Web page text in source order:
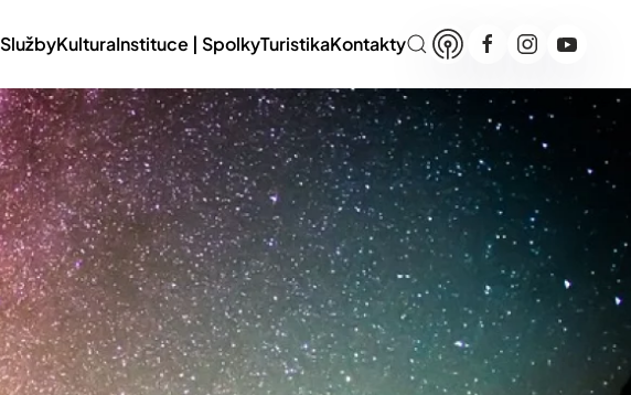
SlužbyKulturaInstituce | SpolkyTuristikaKontakty